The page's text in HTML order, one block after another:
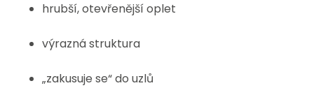
hrubší, otevřenější oplet
výrazná struktura
„zakusuje se“ do uzlů